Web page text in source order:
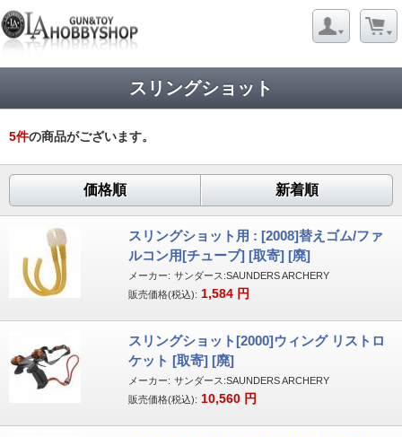
スリングショット
5件の商品がございます。
価格順 新着順
スリングショット用 : [2008]替えゴム/ファ
ルコン用[チューブ] [取寄] [廃]
メーカー: サンダース:SAUNDERS ARCHERY
販売価格(税込): 1,584 円
スリングショット[2000]ウィング リストロ
ケット [取寄] [廃]
メーカー: サンダース:SAUNDERS ARCHERY
販売価格(税込): 10,560 円